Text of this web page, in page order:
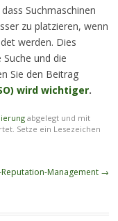
Suchmaschinen
zu platzieren, wenn
werden. Dies
und die
Sie den Beitrag
wird wichtiger.
abgelegt und mit
Setze ein Lesezeichen
Management →